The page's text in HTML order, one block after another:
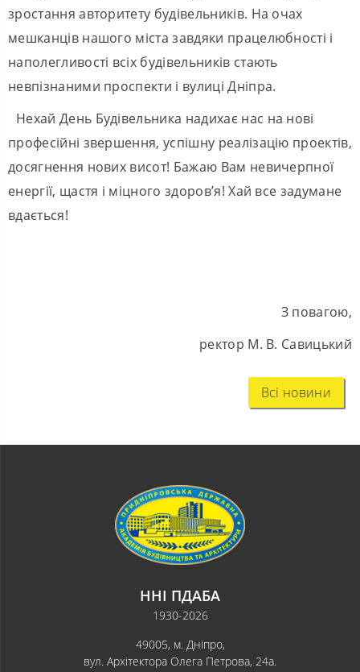
зростання авторитету будівельників. На очах
мешканців нашого міста завдяки працелюбності і
наполегливості всіх будівельників стають
невпізнаними проспекти і вулиці Дніпра.
Нехай День Будівельника надихає нас на нові
професійні звершення, успішну реалізацію проектів,
досягнення нових висот! Бажаю Вам невичерпної
енергії, щастя і міцного здоров’я! Хай все задумане
вдається!
З повагою,
ректор М. В. Савицький
Всі новини
ННІ ПДАБА
1930-2026
49005, м. Дніпро,
вул. Архітектора Олега Петрова, 24а.